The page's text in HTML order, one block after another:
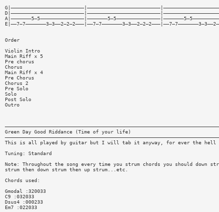
Order
Violin Intro
Main Riff x 5
Pre chorus
Chorus
Main Riff x 4
Pre Chorus
Chorus 2
Pre Solo
Solo
Post Solo
Outro
Green Day Good Riddance (Time of your life)
This is all played by guitar but I will tab it anyway, for ever the hell
Tuning: Standard
Note: Throughout the song every time you strum chords you should down
strum then down strum then up strum...etc.
Chords used:
Gmodal :320033
C9 :032033
Dsus4 :000233
Em7 :022033